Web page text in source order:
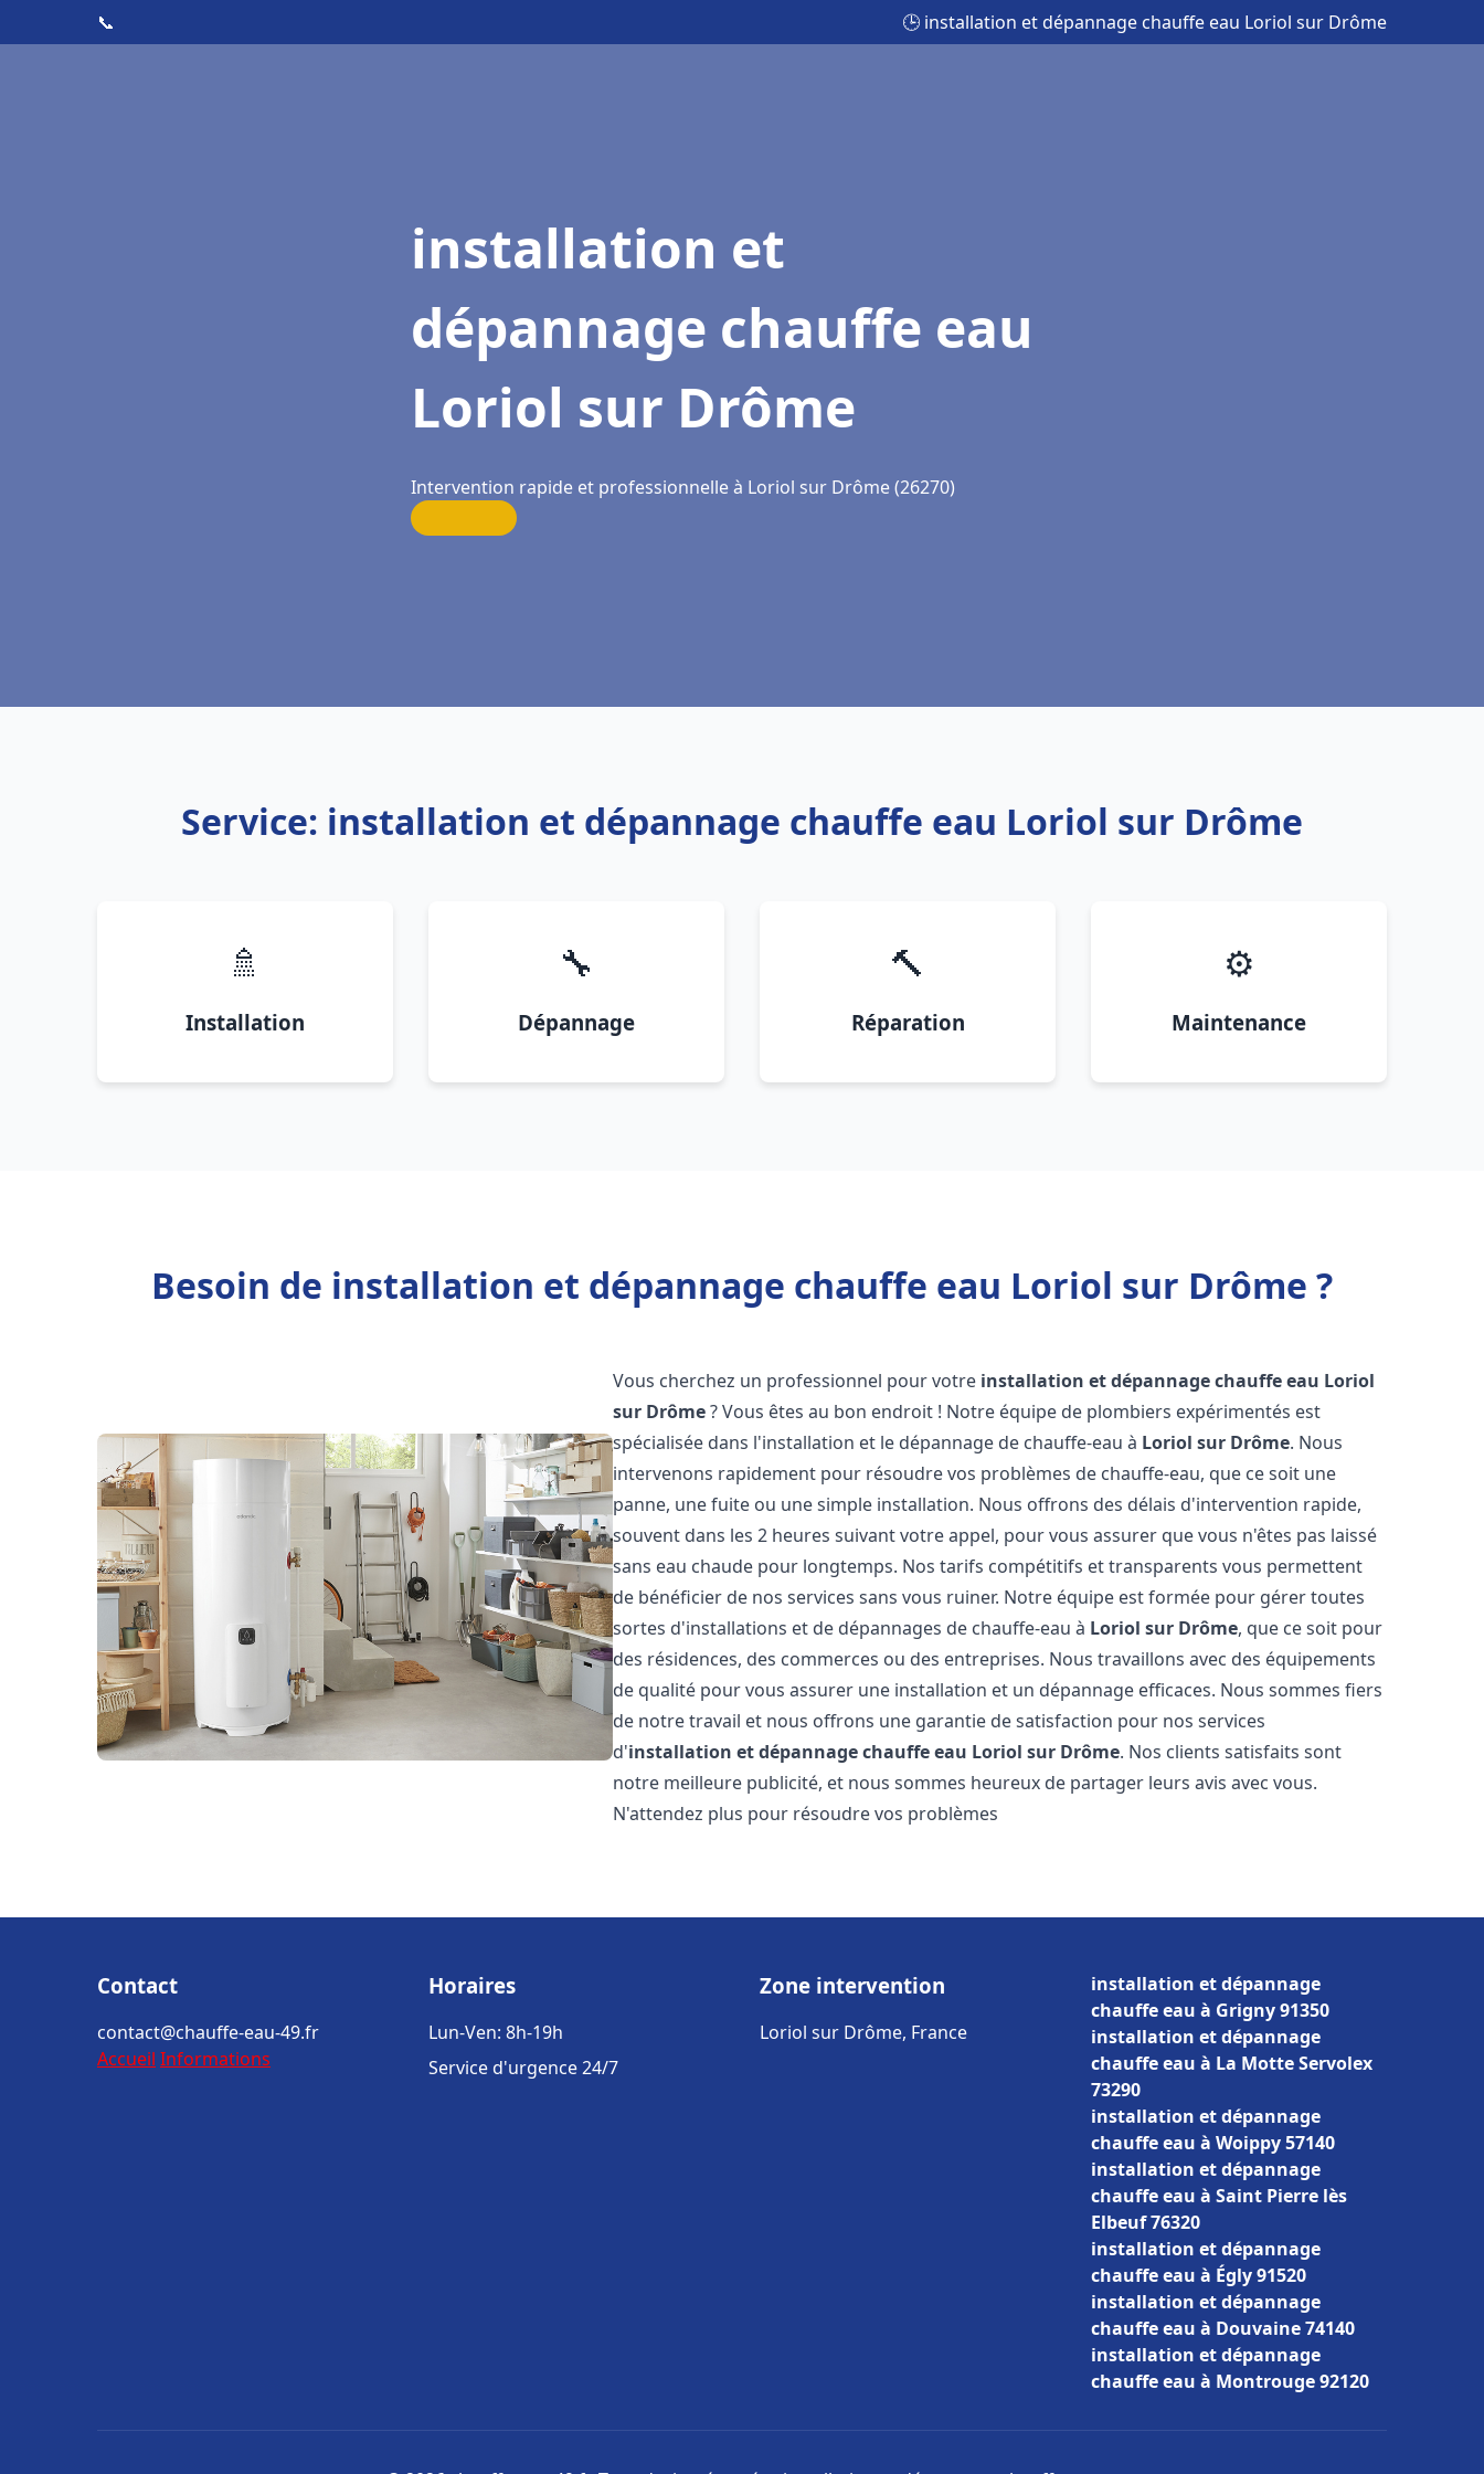
📞 🕒 installation et dépannage chauffe eau Loriol sur Drôme
installation et
dépannage chauffe eau
Loriol sur Drôme
Intervention rapide et professionnelle à Loriol sur Drôme (26270)
Service: installation et dépannage chauffe eau Loriol sur Drôme
🚿
Installation
🔧
Dépannage
🔨
Réparation
⚙️
Maintenance
Besoin de installation et dépannage chauffe eau Loriol sur Drôme ?
Vous cherchez un professionnel pour votre installation et dépannage chauffe eau Loriol
sur Drôme? Vous êtes au bon endroit ! Notre équipe de plombiers expérimentés est
spécialisée dans l'installation et le dépannage de chauffe-eau à Loriol sur Drôme. Nous
intervenons rapidement pour résoudre vos problèmes de chauffe-eau, que ce soit une
panne, une fuite ou une simple installation. Nous offrons des délais d'intervention rapide,
souvent dans les 2 heures suivant votre appel, pour vous assurer que vous n'êtes pas laissé
sans eau chaude pour longtemps. Nos tarifs compétitifs et transparents vous permettent
de bénéficier de nos services sans vous ruiner. Notre équipe est formée pour gérer toutes
sortes d'installations et de dépannages de chauffe-eau à Loriol sur Drôme, que ce soit pour
des résidences, des commerces ou des entreprises. Nous travaillons avec des équipements
de qualité pour vous assurer une installation et un dépannage efficaces. Nous sommes fiers
de notre travail et nous offrons une garantie de satisfaction pour nos services
d'installation et dépannage chauffe eau Loriol sur Drôme. Nos clients satisfaits sont
notre meilleure publicité, et nous sommes heureux de partager leurs avis avec vous.
N'attendez plus pour résoudre vos problèmes
Contact
contact@chauffe-eau-49.fr
Accueil Informations
Horaires
Lun-Ven: 8h-19h
Service d'urgence 24/7
Zone intervention
Loriol sur Drôme, France
installation et dépannage
chauffe eau à Grigny 91350
installation et dépannage
chauffe eau à La Motte Servolex
73290
installation et dépannage
chauffe eau à Woippy 57140
installation et dépannage
chauffe eau à Saint Pierre lès
Elbeuf 76320
installation et dépannage
chauffe eau à Égly 91520
installation et dépannage
chauffe eau à Douvaine 74140
installation et dépannage
chauffe eau à Montrouge 92120